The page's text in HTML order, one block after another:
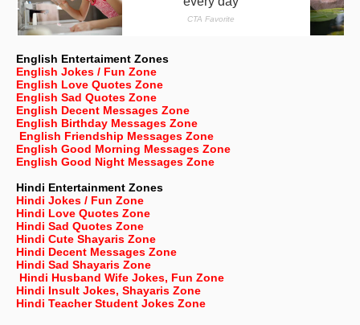
English Entertaiment Zones
English Jokes / Fun Zone
English Love Quotes Zone
English Sad Quotes Zone
English Decent Messages Zone
English Birthday Messages Zone
English Friendship Messages Zone
English Good Morning Messages Zone
English Good Night Messages Zone
Hindi Entertainment Zones
Hindi Jokes / Fun Zone
Hindi Love Quotes Zone
Hindi Sad Quotes Zone
Hindi Cute Shayaris Zone
Hindi Decent Messages Zone
Hindi Sad Shayaris Zone
Hindi Husband Wife Jokes, Fun Zone
Hindi Insult Jokes, Shayaris Zone
Hindi Teacher Student Jokes Zone